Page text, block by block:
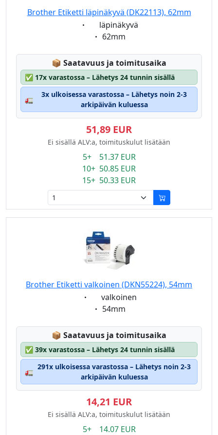
Brother Etiketti läpinäkyvä (DK22113), 62mm
Eigenschaft:
läpinäkyvä
Eigenschaft:
62mm
📦 Lagerstatus:
Saatavuus ja toimitusaika
✅ 17x varastossa – Lähetys 24 tunnin sisällä
🚛
3x ulkoisessa varastossa – Lähetys noin 2-3
arkipäivän kuluessa
51,89 EUR
Ei sisällä ALV:a, toimituskulut lisätään
5+ 51.37 EUR
10+ 50.85 EUR
15+ 50.33 EUR
Brother Etiketti valkoinen (DKN55224), 54mm
Eigenschaft:
valkoinen
Eigenschaft:
54mm
📦 Lagerstatus:
Saatavuus ja toimitusaika
✅ 39x varastossa – Lähetys 24 tunnin sisällä
🚛
291x ulkoisessa varastossa – Lähetys noin 2-3
arkipäivän kuluessa
14,21 EUR
Ei sisällä ALV:a, toimituskulut lisätään
5+ 14.07 EUR